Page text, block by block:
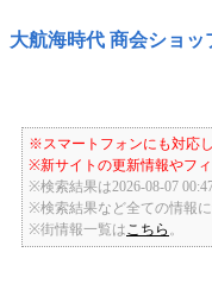
大航海時代 商会ショッ
※スマートフォンにも対応
※新サイトの更新情報やフ
※検索結果は2026-08-07
※検索結果など全ての情報
※街情報一覧は こちら